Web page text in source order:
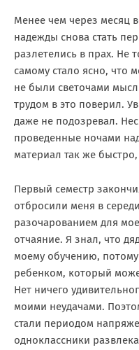
Менее чем через месяц
надежды снова стать
разлетелись в прах. Не
самому стало ясно, что
не были светочами
трудом в это поверил.
даже не подозревал.
проведенные ночами
материал так же
Первый семестр
отбросили меня в
разочарованием для
отчаяние. Я знал, что
моему обучению,
ребенком, который
Нет ничего
моими неудачами.
стали периодом
одноклассники